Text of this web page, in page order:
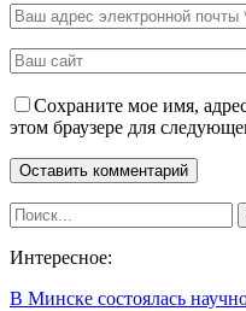
Сохраните мое имя,
этом браузере для
Интересное:
В Минске состоялась